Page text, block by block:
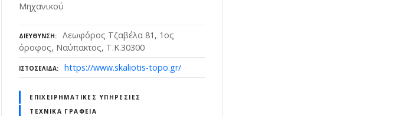
Μηχανικού
ΔΙΕΎΘΥΝΣΗ
Λεωφόρος Τζαβέλα 81, 1ος
όροφος, Ναύπακτος, Τ.Κ.30300
ΙΣΤΟΣΕΛΊΔΑ https://www.skaliotis-topo.gr/
ΕΠΙΧΕΙΡΗΜΑΤΙΚΈΣ ΥΠΗΡΕΣΊΕΣ
ΤΕΧΝΙΚΆ ΓΡΑΦΕΊΑ